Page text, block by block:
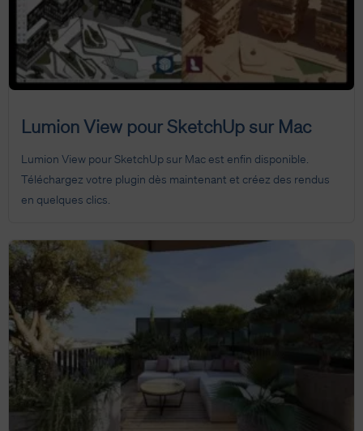
Lumion View pour SketchUp sur Mac
Lumion View pour SketchUp sur Mac est enfin disponible.
Téléchargez votre plugin dès maintenant et créez des rendus
en quelques clics.